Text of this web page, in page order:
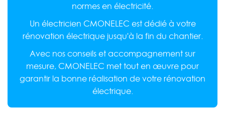
normes en électricité.
Un électricien CMONELEC est dédié à votre
rénovation électrique jusqu'à la fin du chantier.
Avec nos conseils et accompagnement sur
mesure, CMONELEC met tout en œuvre pour
garantir la bonne réalisation de votre rénovation
électrique.